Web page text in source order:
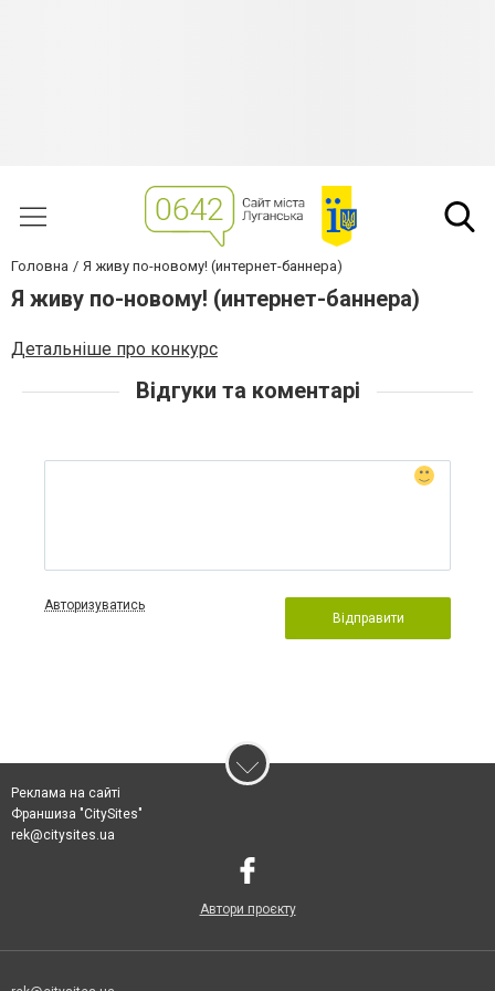
Головна Я живу по-новому! (интернет-баннера)
Я живу по-новому! (интернет-баннера)
Відгуки та коментарі
Авторизуватись
Відправити
Детальніше про конкурс
Реклама на сайті
Франшиза "CitySites"
rek@citysites.ua
Автори проєкту